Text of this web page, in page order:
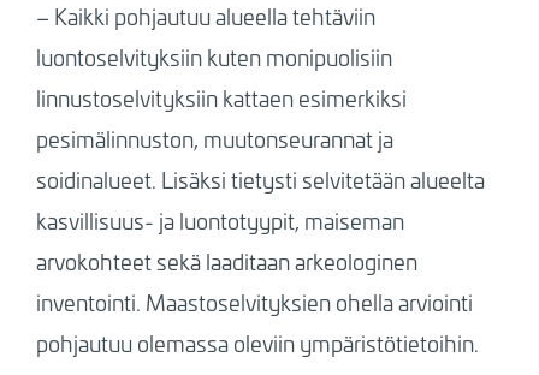
– Kaikki pohjautuu alueella tehtäviin
luontoselvityksiin kuten monipuolisiin
linnustoselvityksiin kattaen esimerkiksi
pesimälinnuston, muutonseurannat ja
soidinalueet. Lisäksi tietysti selvitetään alueelta
kasvillisuus- ja luontotyypit, maiseman
arvokohteet sekä laaditaan arkeologinen
inventointi. Maastoselvityksien ohella arviointi
pohjautuu olemassa oleviin ympäristötietoihin.